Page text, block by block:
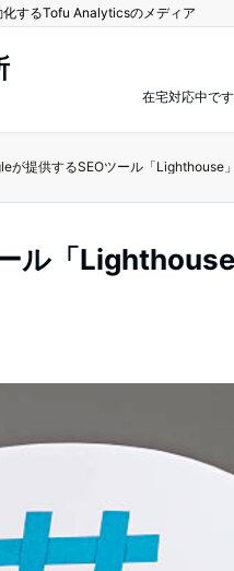
するTofu Analyticsのメディア
在宅対応中で
が提供するSEOツール「Lighthouse
ル「